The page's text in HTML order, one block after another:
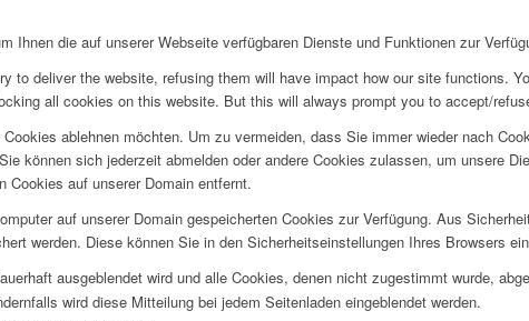
Ihnen die auf unserer Webseite verfügbaren Dienste und Funktionen zur
to deliver the website, refusing them will have impact how our site functions.
all cookies on this website. But this will always prompt you to accept/
ablehnen möchten. Um zu vermeiden, dass Sie immer wieder nach
können sich jederzeit abmelden oder andere Cookies zulassen, um unsere
Cookies auf unserer Domain entfernt.
auf unserer Domain gespeicherten Cookies zur Verfügung. Aus
werden. Diese können Sie in den Sicherheitseinstellungen Ihres Browsers
ausgeblendet wird und alle Cookies, denen nicht zugestimmt wurde,
wird diese Mitteilung bei jedem Seitenladen eingeblendet werden.